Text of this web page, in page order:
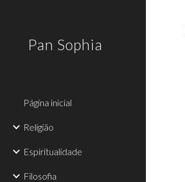
Pan Sophia
Página inicial
Religião
Espiritualidade
Filosofia